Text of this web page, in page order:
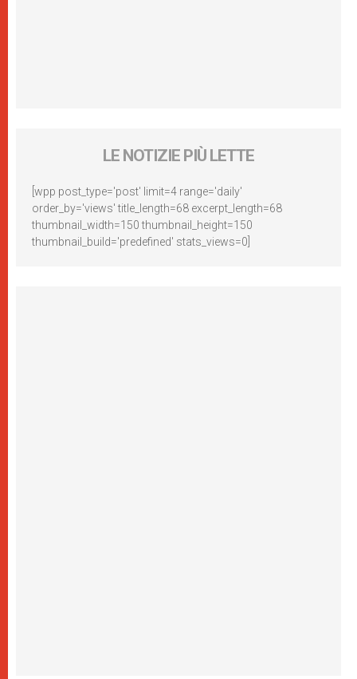
LE NOTIZIE PIÙ LETTE
[wpp post_type='post' limit=4 range='daily'
order_by='views' title_length=68 excerpt_length=68
thumbnail_width=150 thumbnail_height=150
thumbnail_build='predefined' stats_views=0]